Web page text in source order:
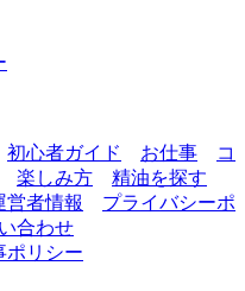
初心者ガイド お仕事
コ
楽しみ方
精油を探す
営者情報
プライバシーポ
合わせ
ポリシー